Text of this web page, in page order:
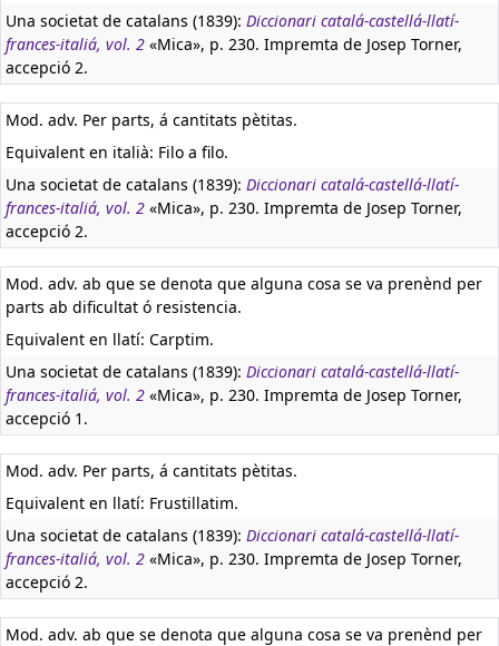
Una societat de catalans (1839): Diccionari catalá-castellá-llatí-
frances-italiá, vol. 2 «Mica», p. 230. Impremta de Josep Torner,
accepció 2.
Mod. adv. Per parts, á cantitats pètitas.
Equivalent en italià: Filo a filo.
Una societat de catalans (1839): Diccionari catalá-castellá-llatí-
frances-italiá, vol. 2 «Mica», p. 230. Impremta de Josep Torner,
accepció 2.
Mod. adv. ab que se denota que alguna cosa se va prenènd per
parts ab dificultat ó resistencia.
Equivalent en llatí: Carptim.
Una societat de catalans (1839): Diccionari catalá-castellá-llatí-
frances-italiá, vol. 2 «Mica», p. 230. Impremta de Josep Torner,
accepció 1.
Mod. adv. Per parts, á cantitats pètitas.
Equivalent en llatí: Frustillatim.
Una societat de catalans (1839): Diccionari catalá-castellá-llatí-
frances-italiá, vol. 2 «Mica», p. 230. Impremta de Josep Torner,
accepció 2.
Mod. adv. ab que se denota que alguna cosa se va prenènd per